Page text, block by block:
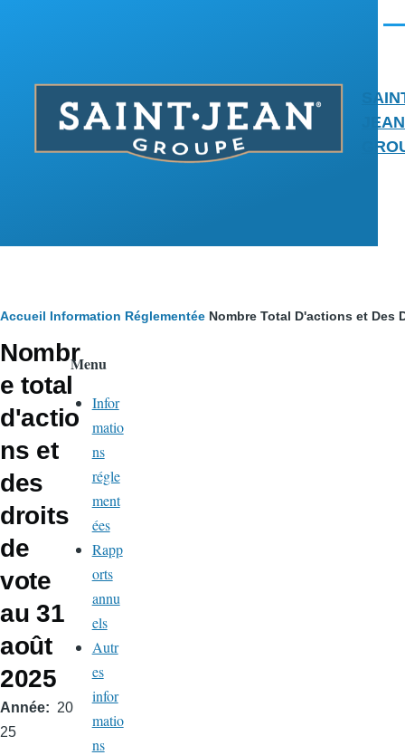
JEAN
Fil
d'Ariane
Accueil Information Réglementée Nombre Total D'actions et Des
Nombr
e total
d'actio
ns et
des
droits
de
vote
au 31
août
2025
Année
20
25
Menu
Infor
matio
ns
régle
ment
ées
Rapp
orts
annu
els
Autr
es
infor
matio
ns